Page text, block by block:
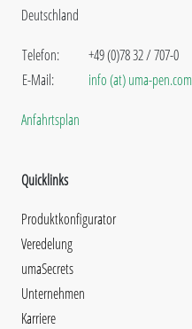
Deutschland
Telefon:
E-Mail:
+49 (0)78 32 / 707-0
info (at) uma-pen.com
Anfahrtsplan
Quicklinks
Produktkonfigurator
Veredelung
umaSecrets
Unternehmen
Karriere